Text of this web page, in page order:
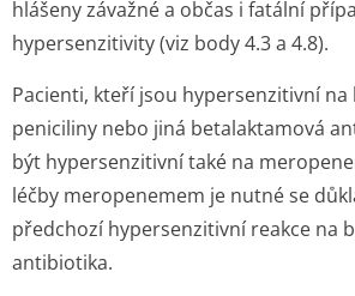
hlášeny závažné a občas i fatální
hypersenzitivity (viz body 4.3 a 4.8).
Pacienti, kteří jsou hypersenzitivní na
peniciliny nebo jiná betalaktamová
být hypersenzitivní také na
léčby meropenemem je nutné se
předchozí hypersenzitivní reakce na
antibiotika.